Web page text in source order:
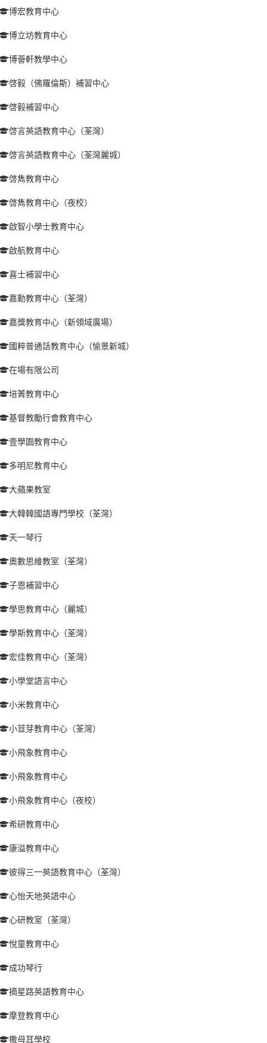
博宏教育中心
博立坊教育中心
博薈軒教學中心
啓毅（佛羅倫斯）補習中心
啓毅補習中心
啓言英語教育中心（荃灣）
啓言英語教育中心（荃灣麗城）
啓雋教育中心
啓雋教育中心（夜校）
啟智小學士教育中心
啟航教育中心
喜士補習中心
嘉勳教育中心（荃灣）
嘉獎教育中心（新領域廣場）
國粹普通話教育中心（愉景新城）
在場有限公司
培菁教育中心
基督教勵行會教育中心
壹學園教育中心
多明尼教育中心
大蘋果教室
大韓韓國語專門學校（荃灣）
天一琴行
奧數思維教室（荃灣）
子恩補習中心
學思教育中心（麗城）
學斯教育中心（荃灣）
宏佳教育中心（荃灣）
小學堂語言中心
小米教育中心
小荳芽教育中心（荃灣）
小飛象教育中心
小飛象教育中心
小飛象教育中心（夜校）
希研教育中心
康溢教育中心
彼得三一英語教育中心（荃灣）
心怡天地英語中心
心研教室（荃灣）
悅童教育中心
成功琴行
摘星路英語教育中心
摩登教育中心
撒母耳學校